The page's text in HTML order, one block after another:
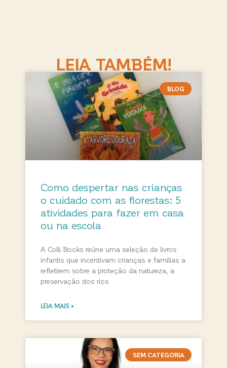
LEIA TAMBÉM!
BLOG
Como despertar nas crianças
o cuidado com as florestas: 5
atividades para fazer em casa
ou na escola
A Colli Books reúne uma seleção de livros
infantis que incentivam crianças e famílias a
refletirem sobre a proteção da natureza, a
preservação dos rios
LEIA MAIS »
SEM CATEGORIA